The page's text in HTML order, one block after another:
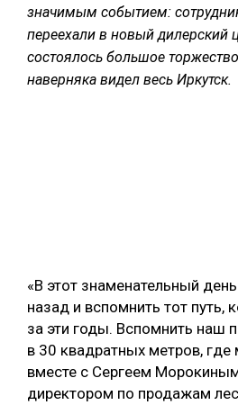
значимым событием:
переехали в новый дилерский
состоялось большое
наверняка видел весь Иркутск.
«В этот знаменательный
назад и вспомнить тот
за эти годы. Вспомнить наш
в 30 квадратных метров,
вместе с Сергеем
директором по продажам